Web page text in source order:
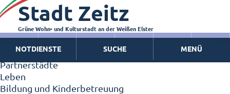
Zeitz - Die Kleinstadt
Willkommen in Zeitz!
Interview mit Oberbürgermeister Christian Thieme
Zeitz - Stadt der Zukunft
Ortschaften
Partnerstädte
Leben
Bildung und Kinderbetreuung
Stadt Zeitz
Grüne Wohn- und Kulturstadt an der Weißen Elster
NOTDIENSTE SUCHE MENÜ